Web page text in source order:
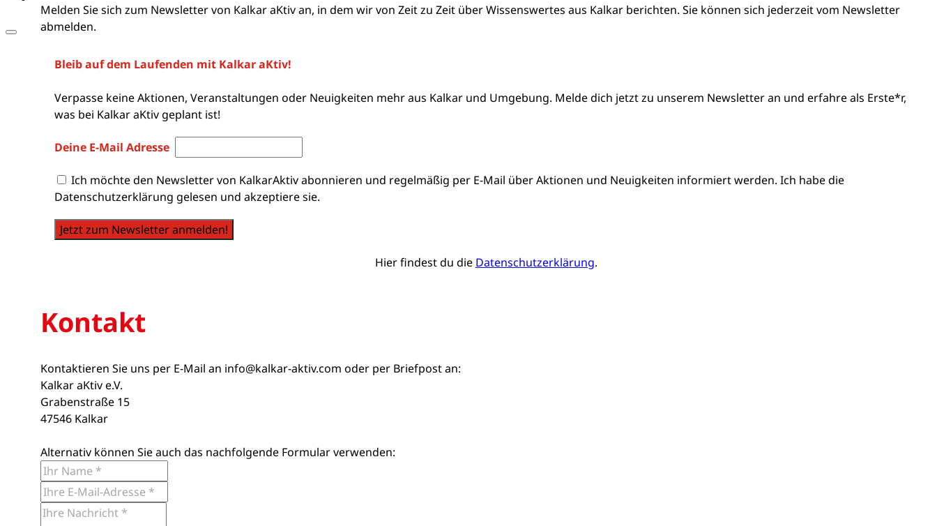
Melden Sie sich zum Newsletter von Kalkar aKtiv an, in dem wir von Zeit zu Zeit über Wissenswertes aus Kalkar berichten. Sie können sich jederzeit vom Newsletter
abmelden.
Bleib auf dem Laufenden mit Kalkar aKtiv!
Verpasse keine Aktionen, Veranstaltungen oder Neuigkeiten mehr aus Kalkar und Umgebung. Melde dich jetzt zu unserem Newsletter an und erfahre als Erste*r,
was bei Kalkar aKtiv geplant ist!
Deine E-Mail Adresse
Ich möchte den Newsletter von KalkarAktiv abonnieren und regelmäßig per E-Mail über Aktionen und Neuigkeiten informiert werden. Ich habe die
Datenschutzerklärung gelesen und akzeptiere sie.
Jetzt zum Newsletter anmelden!
Hier findest du die Datenschutzerklärung.
Kontakt
Kontaktieren Sie uns per E-Mail an info@kalkar-aktiv.com oder per Briefpost an:
Kalkar aKtiv e.V.
Grabenstraße 15
47546 Kalkar
Alternativ können Sie auch das nachfolgende Formular verwenden: